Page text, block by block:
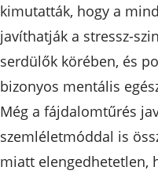
kimutatták, hogy a
javíthatják a stressz-
serdülők körében, és
bizonyos mentális
Még a fájdalomtűrés
szemléletmóddal is
miatt elengedhetetlen,